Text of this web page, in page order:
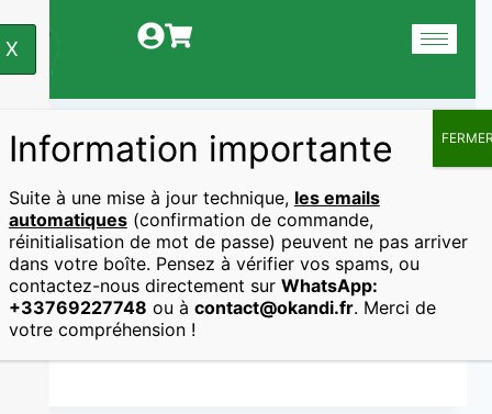
X
Les super aliments
Information importante
Suite à une mise à jour technique, les emails
automatiques(confirmation de commande,
réinitialisation de mot de passe) peuvent ne pas arriver
dans votre boîte. Pensez à vérifier vos spams, ou
contactez-nous directement sur WhatsApp:
+33769227748 ou à contact@okandi.fr. Merci de
votre compréhension !